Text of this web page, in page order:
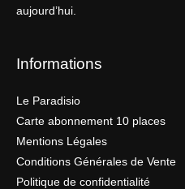
aujourd’hui.
Informations
Le Paradisio
Carte abonnement 10 places
Mentions Légales
Conditions Générales de Vente
Politique de confidentialité